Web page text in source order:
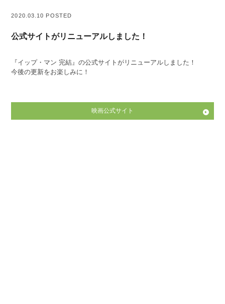
2020.03.10 POSTED
公式サイトがリニューアルしました！
『イップ・マン 完結』の公式サイトがリニューアルしました！
今後の更新をお楽しみに！
映画公式サイト